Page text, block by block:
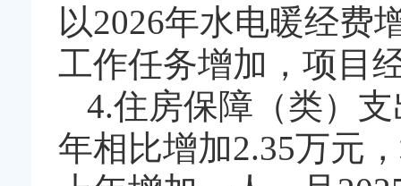
以2026年水电暖经费
工作任务增加，项目
4.住房保障（类）
年相比增加2.35万元